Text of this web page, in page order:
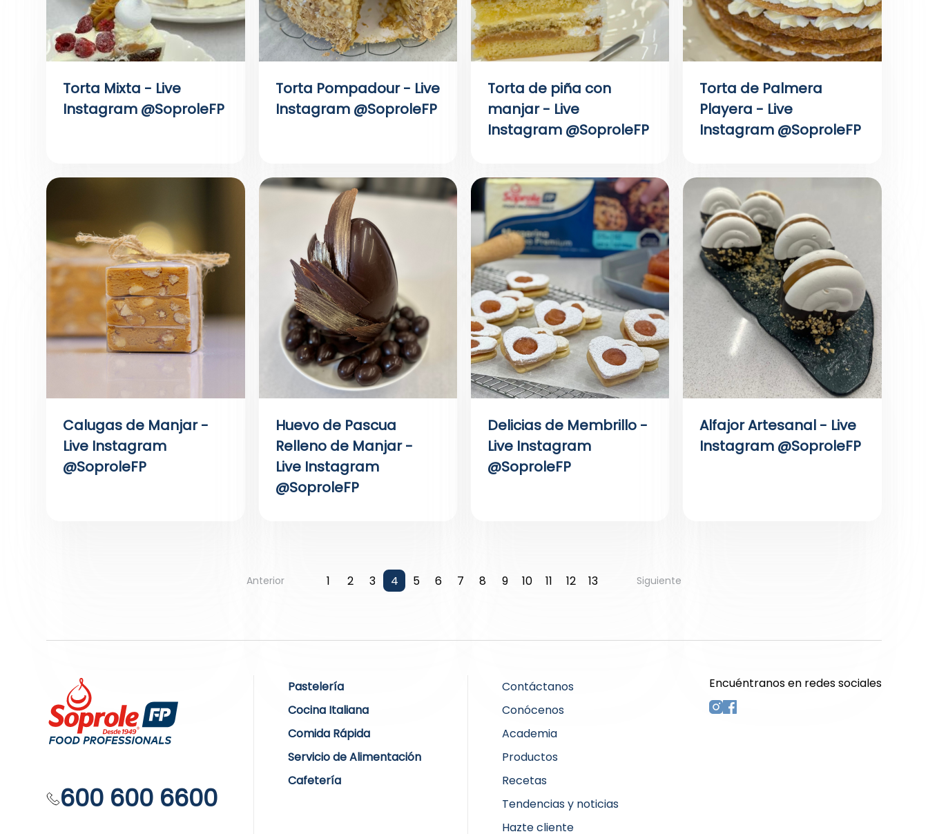
Torta Mixta - Live
Instagram @SoproleFP
Torta Pompadour - Live
Instagram @SoproleFP
Torta de piña con
manjar - Live
Instagram @SoproleFP
Torta de Palmera
Playera - Live
Instagram @SoproleFP
Calugas de Manjar -
Live Instagram
@SoproleFP
Huevo de Pascua
Relleno de Manjar -
Live Instagram
@SoproleFP
Delicias de Membrillo -
Live Instagram
@SoproleFP
Alfajor Artesanal - Live
Instagram @SoproleFP
Anterior 1 2 3 4 5 6 7 8 9 10 11 12 13 Siguiente
600 600 6600
Pastelería
Cocina Italiana
Comida Rápida
Servicio de Alimentación
Cafetería
Contáctanos
Conócenos
Academia
Productos
Recetas
Tendencias y noticias
Hazte cliente
Encuéntranos en redes sociales